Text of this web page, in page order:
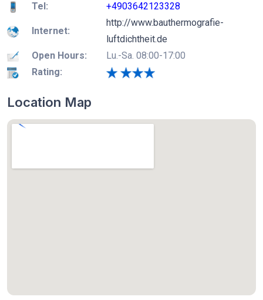
Tel:
+4903642123328
Internet:
http://www.bauthermografie-
luftdichtheit.de
Open Hours:
Lu.-Sa. 08:00-17:00
Rating:
Location Map